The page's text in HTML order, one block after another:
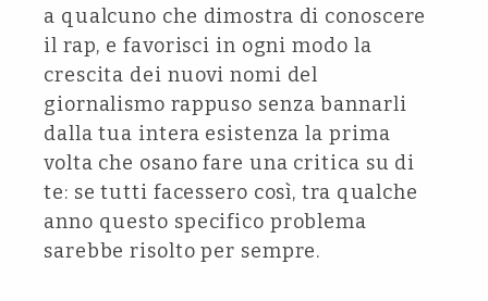
a qualcuno che dimostra di conoscere
il rap, e favorisci in ogni modo la
crescita dei nuovi nomi del
giornalismo rappuso senza bannarli
dalla tua intera esistenza la prima
volta che osano fare una critica su di
te: se tutti facessero così, tra qualche
anno questo specifico problema
sarebbe risolto per sempre.